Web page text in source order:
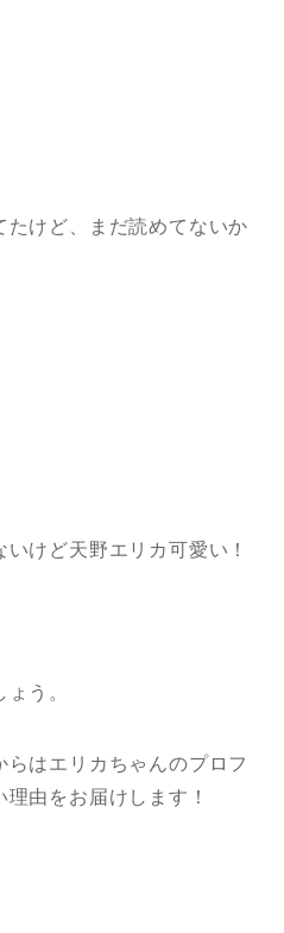
たけど、まだ読めてないか
けど天野エリカ可愛い！
う。
はエリカちゃんのプロフ
由をお届けします！